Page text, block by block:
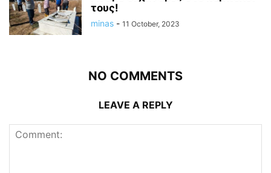
τους!
minas - 11 October, 2023
NO COMMENTS
LEAVE A REPLY